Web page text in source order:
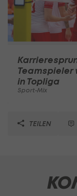
Teamspieler
in Topliga
Sport-Mix
TEILEN